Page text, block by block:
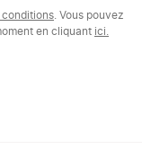
conditions . Vous pouvez
en cliquant ici.